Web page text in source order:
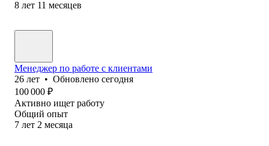
8 лет 11 месяцев
Менеджер по работе с клиентами
26 лет • Обновлено сегодня
100 000 ₽
Активно ищет работу
Общий опыт
7 лет 2 месяца